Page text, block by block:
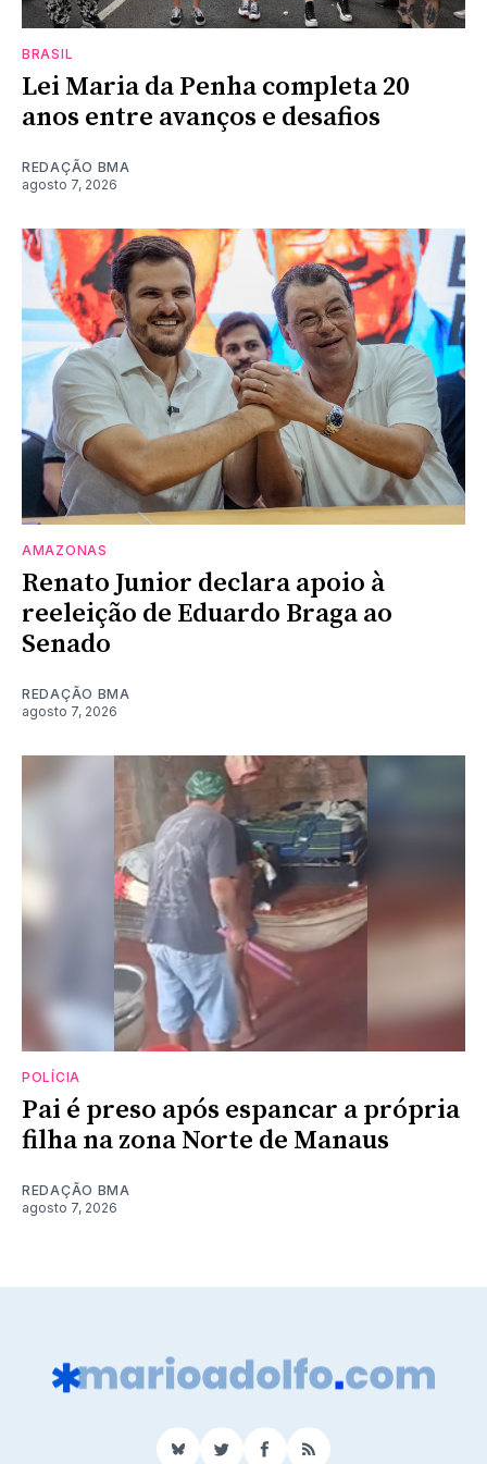
BRASIL
Lei Maria da Penha completa 20
anos entre avanços e desafios
REDAÇÃO BMA
agosto 7, 2026
AMAZONAS
Renato Junior declara apoio à
reeleição de Eduardo Braga ao
Senado
REDAÇÃO BMA
agosto 7, 2026
POLÍCIA
Pai é preso após espancar a própria
filha na zona Norte de Manaus
REDAÇÃO BMA
agosto 7, 2026
BlueSkyTwitterFacebook
RSS